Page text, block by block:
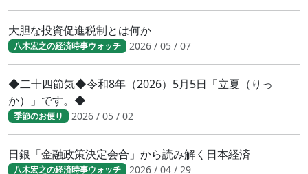
大胆な投資促進税制とは何か
八木宏之の経済時事ウォッチ 2026 / 05 / 07
◆二十四節気◆令和8年（2026）5月5日「立夏（りっ
か）」です。◆
季節のお便り 2026 / 05 / 02
日銀「金融政策決定会合」から読み解く日本経済
八木宏之の経済時事ウォッチ 2026 / 04 / 29